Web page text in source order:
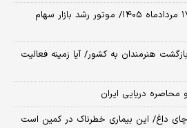
پیش بینی بورس فردا شنبه ۱۷ مردادماه ۱۴۰۵/ موتور رشد بازار سهام
هنرمندان به کشور/ آیا زمینه فعالیت
دریایی ایران
داغ/ این بیماری خطرناک در کمین است